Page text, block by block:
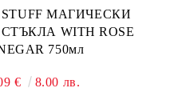
STUFF МАГИЧЕСКИ
WITH ROSE
750мл
€ 8.00 лв.